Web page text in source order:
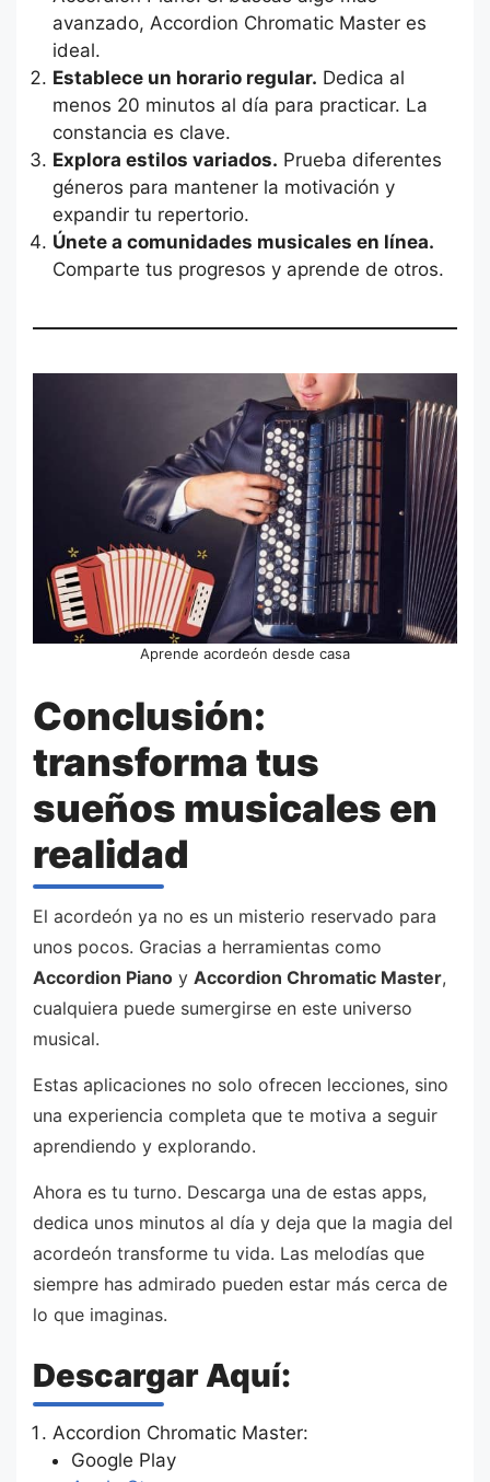
avanzado, Accordion Chromatic Master es
ideal.
Establece un horario regular. Dedica al
menos 20 minutos al día para practicar. La
constancia es clave.
Explora estilos variados. Prueba diferentes
géneros para mantener la motivación y
expandir tu repertorio.
Únete a comunidades musicales en línea.
Comparte tus progresos y aprende de otros.
Aprende acordeón desde casa
Conclusión:
transforma tus
sueños musicales en
realidad
El acordeón ya no es un misterio reservado para
unos pocos. Gracias a herramientas como
Accordion Piano y Accordion Chromatic Master,
cualquiera puede sumergirse en este universo
musical.
Estas aplicaciones no solo ofrecen lecciones, sino
una experiencia completa que te motiva a seguir
aprendiendo y explorando.
Ahora es tu turno. Descarga una de estas apps,
dedica unos minutos al día y deja que la magia del
acordeón transforme tu vida. Las melodías que
siempre has admirado pueden estar más cerca de
lo que imaginas.
Descargar Aquí:
Accordion Chromatic Master:
Google Play